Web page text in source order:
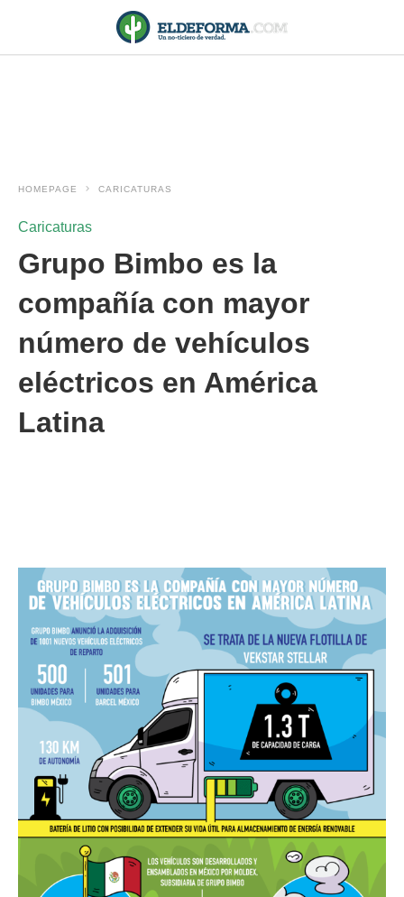
HOMEPAGE CARICATURAS
Caricaturas
Grupo Bimbo es la
compañía con mayor
número de vehículos
eléctricos en América
Latina